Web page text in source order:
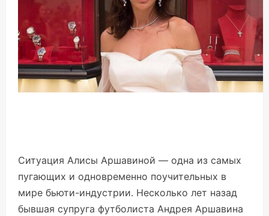
Ситуация Алисы Аршавиной — одна из самых
пугающих и одновременно поучительных в
мире бьюти-индустрии. Несколько лет назад
бывшая супруга футболиста Андрея Аршавина